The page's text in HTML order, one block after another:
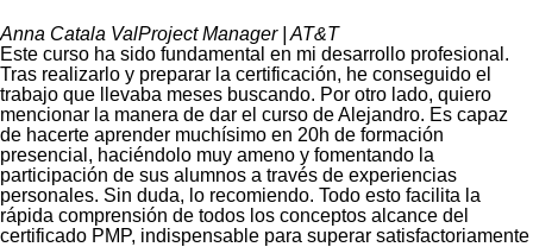
Anna Catala ValProject Manager | AT&T
Este curso ha sido fundamental en mi desarrollo profesional.
Tras realizarlo y preparar la certificación, he conseguido el
trabajo que llevaba meses buscando. Por otro lado, quiero
mencionar la manera de dar el curso de Alejandro. Es capaz
de hacerte aprender muchísimo en 20h de formación
presencial, haciéndolo muy ameno y fomentando la
participación de sus alumnos a través de experiencias
personales. Sin duda, lo recomiendo. Todo esto facilita la
rápida comprensión de todos los conceptos alcance del
certificado PMP, indispensable para superar satisfactoriamente